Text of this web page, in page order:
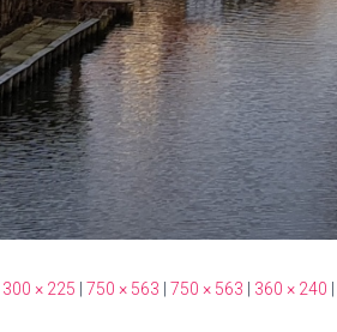
300 × 225 750 × 563 750 × 563 360 × 240